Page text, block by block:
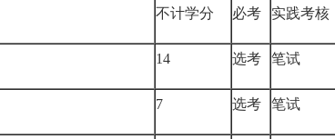
不计学分 必考 实践考核
14 选考 笔试
7 选考 笔试